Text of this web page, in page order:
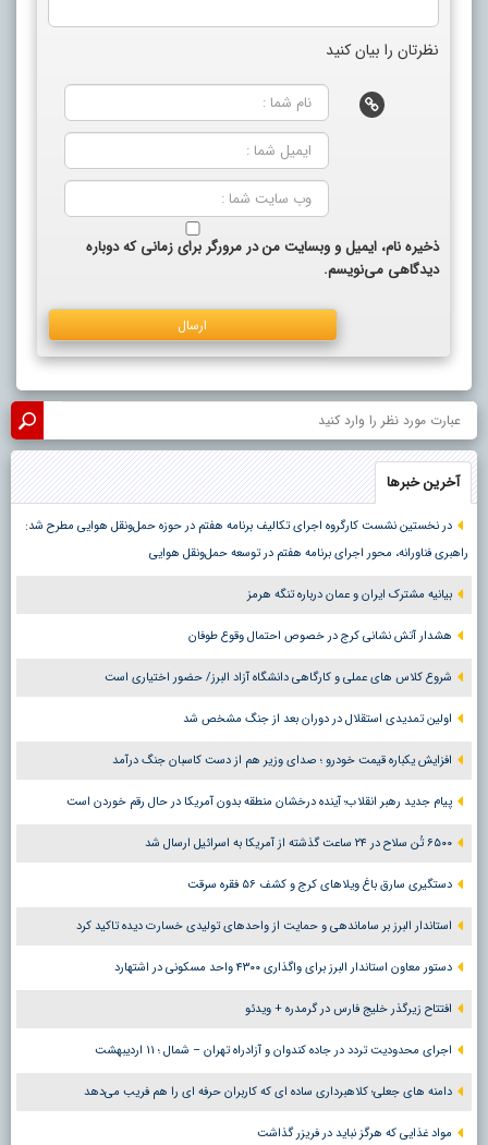
نظرتان را بیان کنید
ذخیره نام، ایمیل و وبسایت من در مرورگر برای زمانی که دوباره
دیدگاهی می‌نویسم.
آخرین خبرها
در نخستین نشست کارگروه اجرای تکالیف برنامه هفتم در حوزه حمل‌ونقل هوایی مطرح شد:
راهبری فناورانه، محور اجرای برنامه هفتم در توسعه حمل‌ونقل هوایی
بیانیه مشترک ایران و عمان درباره تنگه هرمز
هشدار آتش نشانی کرج در خصوص احتمال وقوع طوفان
شروع کلاس های عملی و کارگاهی دانشگاه آزاد البرز/ حضور اختیاری است
اولین تمدیدی استقلال در دوران بعد از جنگ مشخص شد
افزایش یکباره قیمت خودرو ؛ صدای وزیر هم از دست کاسبان جنگ درآمد
پیام جدید رهبر انقلاب؛ آینده درخشان منطقه بدون آمریکا در حال رقم خوردن است
۶۵۰۰ تُن سلاح در ۲۴ ساعت گذشته از آمریکا به اسرائیل ارسال شد
دستگیری سارق باغ ویلاهای کرج و کشف ۵۶ فقره سرقت
استاندار البرز بر ساماندهی و حمایت از واحدهای تولیدی خسارت دیده تاکید کرد
دستور معاون استاندار البرز برای واگذاری ۴۳۰۰ واحد مسکونی در اشتهارد
افتتاح زیرگذر خلیج فارس در گرمدره + ویدئو
اجرای محدودیت تردد در جاده کندوان و آزادراه تهران – شمال ؛ ١١ اردیبهشت
دامنه های جعلی؛ کلاهبرداری ساده ای که کاربران حرفه ای را هم فریب می‌دهد
مواد غذایی که هرگز نباید در فریزر گذاشت